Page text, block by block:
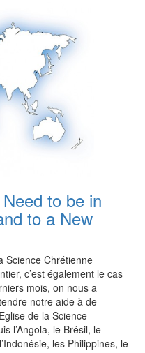
to be in
to a New
Science Chrétienne
c’est également le cas
mois, on nous a
notre aide à de
de la Science
l’Angola, le Brésil, le
les Philippines, le